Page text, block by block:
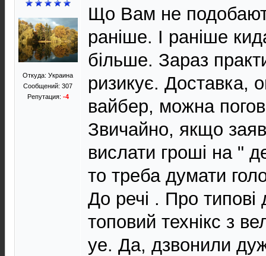
Откуда: Украина
Сообщений: 307
Репутация: -4
Що Вам не
раніше. І раніше
більше. Зараз
ризикує. Доставка,
вайбер, можна
Звичайно, якщо
вислати гроші на "
то треба думати
До речі . Про
топовий технікс з
уе. Да, дзвонили